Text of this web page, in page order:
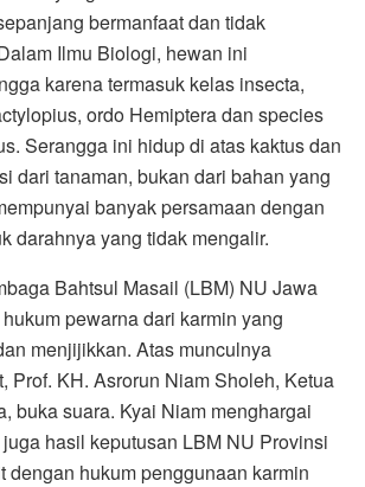
bermanfaat dan tidak
Ilmu Biologi, hewan ini
karena termasuk kelas insecta,
ordo Hemiptera dan species
Serangga ini hidup di atas kaktus dan
dari tanaman, bukan dari bahan yang
banyak persamaan dengan
darahnya yang tidak mengalir.
Bahtsul Masail (LBM) NU Jawa
pewarna dari karmin yang
menjijikkan. Atas munculnya
Prof. KH. Asrorun Niam Sholeh, Ketua
buka suara. Kyai Niam menghargai
hasil keputusan LBM NU Provinsi
dengan hukum penggunaan karmin